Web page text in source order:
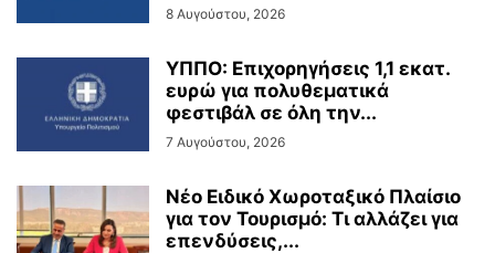
8 Αυγούστου, 2026
ΥΠΠΟ: Επιχορηγήσεις 1,1 εκατ.
ευρώ για πολυθεματικά
φεστιβάλ σε όλη την...
7 Αυγούστου, 2026
Νέο Ειδικό Χωροταξικό Πλαίσιο
για τον Τουρισμό: Τι αλλάζει για
επενδύσεις,...